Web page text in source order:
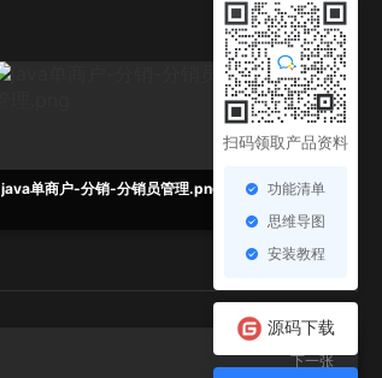
扫码领取产品资料
功能清单
思维导图
安装教程
源码下载
查看更多 →
java单商户-分销-分销员管理.png java单商户-营销-氛
下一张